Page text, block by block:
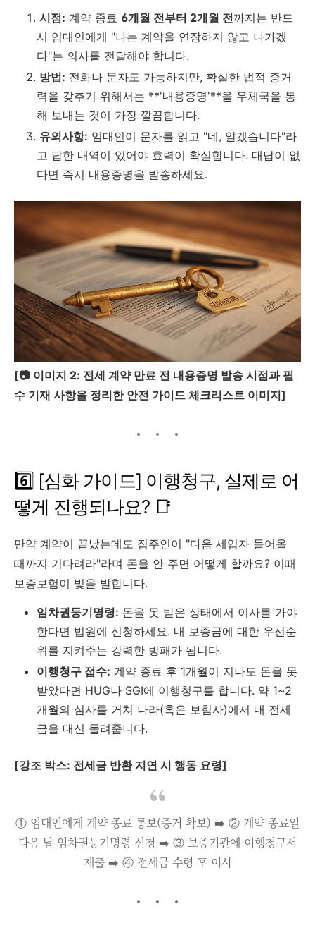
시점: 계약 종료 6개월 전부터 2개월 전까지는 반드
시 임대인에게 "나는 계약을 연장하지 않고 나가겠
다"는 의사를 전달해야 합니다.
방법: 전화나 문자도 가능하지만, 확실한 법적 증거
력을 갖추기 위해서는 **'내용증명'**을 우체국을 통
해 보내는 것이 가장 깔끔합니다.
유의사항: 임대인이 문자를 읽고 "네, 알겠습니다"라
고 답한 내역이 있어야 효력이 확실합니다. 대답이 없
다면 즉시 내용증명을 발송하세요.
[📷 이미지 2: 전세 계약 만료 전 내용증명 발송 시점과 필
수 기재 사항을 정리한 안전 가이드 체크리스트 이미지]
6️⃣ [심화 가이드] 이행청구, 실제로 어
떻게 진행되나요? 📑
만약 계약이 끝났는데도 집주인이 "다음 세입자 들어올
때까지 기다려라"라며 돈을 안 주면 어떻게 할까요? 이때
보증보험이 빛을 발합니다.
임차권등기명령: 돈을 못 받은 상태에서 이사를 가야
한다면 법원에 신청하세요. 내 보증금에 대한 우선순
위를 지켜주는 강력한 방패가 됩니다.
이행청구 접수: 계약 종료 후 1개월이 지나도 돈을 못
받았다면 HUG나 SGI에 이행청구를 합니다. 약 1~2
개월의 심사를 거쳐 나라(혹은 보험사)에서 내 전세
금을 대신 돌려줍니다.
[강조 박스: 전세금 반환 지연 시 행동 요령]
① 임대인에게 계약 종료 통보(증거 확보) ➡️ ② 계약 종료일
다음 날 임차권등기명령 신청 ➡️ ③ 보증기관에 이행청구서
제출 ➡️ ④ 전세금 수령 후 이사